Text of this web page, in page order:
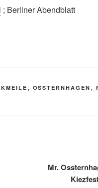
; Berliner Abendblatt
, OSSTERNHAGEN ,
Mr.